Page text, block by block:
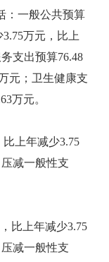
：一般公共预算
万元，比上
支出预算76.48
元；卫生健康支
万元。
上年减少3.75
减一般性支
比上年减少3.75
减一般性支